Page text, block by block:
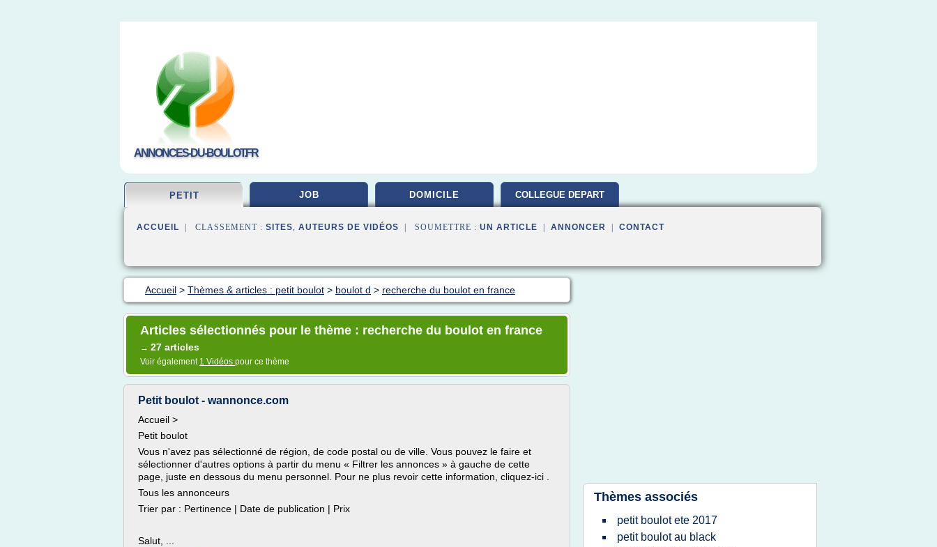
ANNONCES-DU-BOULOT.FR
PETIT JOB DOMICILE COLLEGUE DEPART
ACCUEIL | CLASSEMENT : SITES, AUTEURS DE VIDÉOS | SOUMETTRE : UN ARTICLE ANNONCER CONTACT
Accueil > Thèmes & articles : petit boulot > boulot d > recherche du boulot en france
Articles sélectionnés pour le thème : recherche du boulot en france
→ 27 articles
Voir également 1 Vidéos pour ce thème
Petit boulot - wannonce.com
Accueil >
Petit boulot
Vous n'avez pas sélectionné de région, de code postal ou de ville. Vous pouvez le faire et
sélectionner d'autres options à partir du menu « Filtrer les annonces » à gauche de cette
page, juste en dessous du menu personnel. Pour ne plus revoir cette information, cliquez-ici .
Tous les annonceurs
Trier par : Pertinence | Date de publication | Prix
Salut, ...
Thèmes associés
petit boulot ete 2017
petit boulot au black